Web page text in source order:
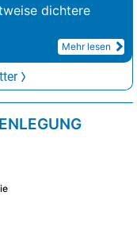
dichtere
Mehr lesen